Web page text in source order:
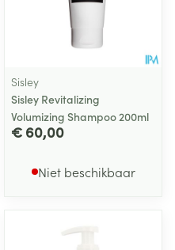
Sisley
Sisley Revitalizing
Volumizing Shampoo 200ml
€ 60,00
Niet beschikbaar